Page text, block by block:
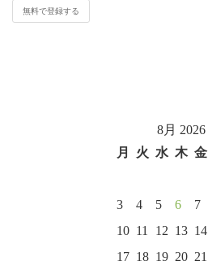
8月 2026
月
火 水 木 金
3
4 5 6 7
10 11 12 13 14
17 18 19 20 21